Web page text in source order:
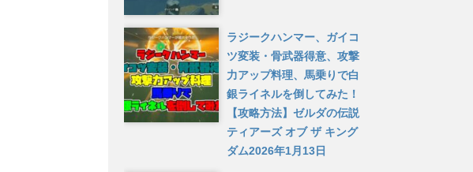
ラジークハンマー、ガイコ
ツ変装・骨武器得意、攻撃
力アップ料理、馬乗りで白
銀ライネルを倒してみた！
【攻略方法】ゼルダの伝説
ティアーズ オブ ザ キング
ダム2026年1月13日